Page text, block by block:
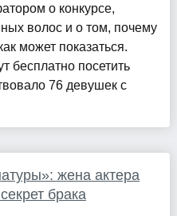
о конкурсе,
волос и о том, почему
может показаться.
бесплатно посетить
76 девушек с
жена актера
брака